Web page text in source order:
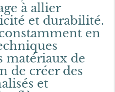
à allier
et durabilité.
en
matériaux de
de créer des
et